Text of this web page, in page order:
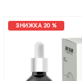
ЗНИЖКА 20 %